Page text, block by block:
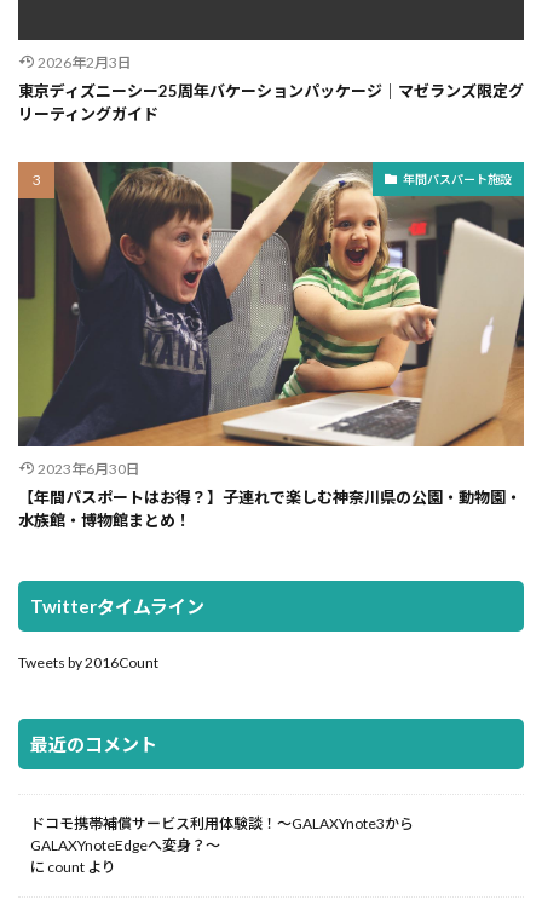
2026年2月3日
東京ディズニーシー25周年バケーションパッケージ｜マゼランズ限定グ
リーティングガイド
年間パスパート施設
2023年6月30日
【年間パスポートはお得？】子連れで楽しむ神奈川県の公園・動物園・
水族館・博物館まとめ！
Twitterタイムライン
Tweets by 2016Count
最近のコメント
ドコモ携帯補償サービス利用体験談！～GALAXYnote3から
GALAXYnoteEdgeへ変身？～
に count より